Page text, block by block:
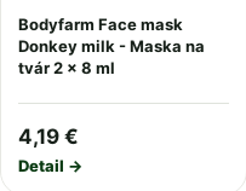
Bodyfarm Face mask
Donkey milk - Maska na
tvár 2 x 8 ml
4,19 €
Detail →